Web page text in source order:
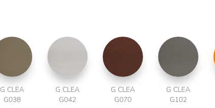
G CLEA
G038
G CLEA
G042
G CLEA
G070
G CLEA
G102